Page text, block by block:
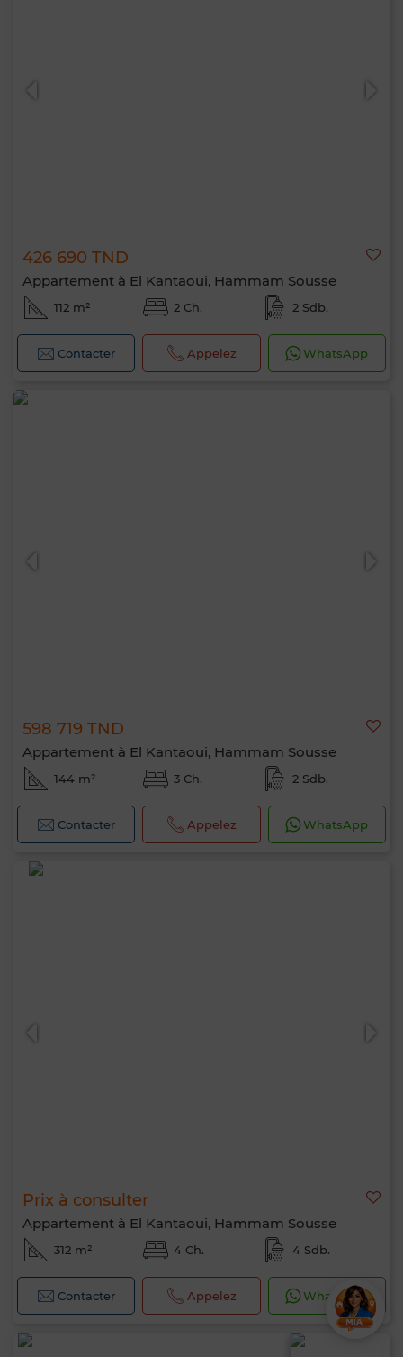
426 690 TND
Appartement à El Kantaoui, Hammam Sousse
112 m² 2 Ch. 2 Sdb.
Contacter Appelez WhatsApp
598 719 TND
Appartement à El Kantaoui, Hammam Sousse
144 m² 3 Ch. 2 Sdb.
Contacter Appelez WhatsApp
Prix à consulter
Appartement à El Kantaoui, Hammam Sousse
312 m² 4 Ch. 4 Sdb.
Contacter Appelez WhatsApp
0 / 500